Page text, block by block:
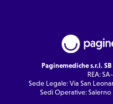
Paginemediche s.r.l. SB
REA:
Sede Legale: Via San
Sedi Operative: Salerno